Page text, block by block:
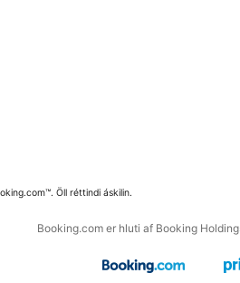
Öll réttindi áskilin.
Booking.com er hluti af Booking